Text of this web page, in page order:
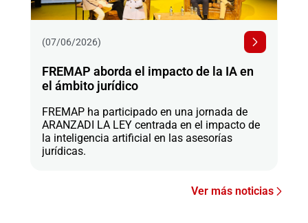
(07/06/2026)
FREMAP aborda el impacto de la IA en
el ámbito jurídico
FREMAP ha participado en una jornada de
ARANZADI LA LEY centrada en el impacto de
la inteligencia artificial en las asesorías
jurídicas.
Ver más noticias